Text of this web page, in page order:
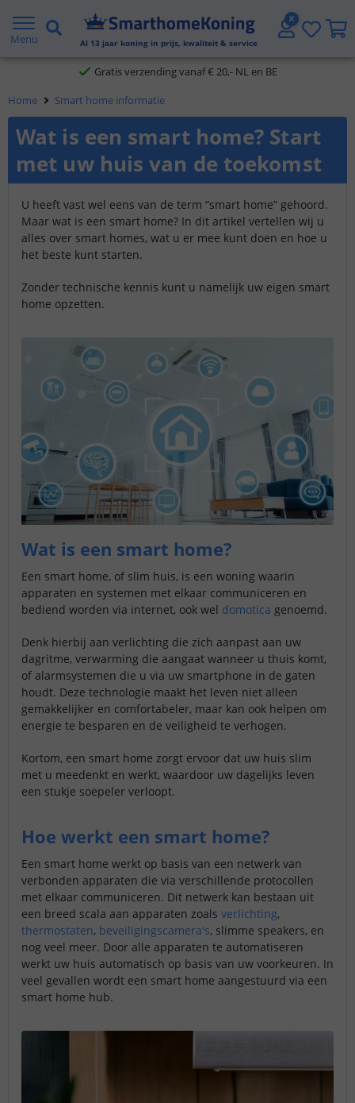
Menu Al 13 jaar koning in prijs, kwaliteit & service
Gratis verzending vanaf € 20,- NL en BE
Klantbeoordeling 9.1
Voor 23:45 uur besteld,morgen in huis
Home Smart home informatie
Wat is een smart home? Start
met uw huis van de toekomst
U heeft vast wel eens van de term “smart home” gehoord.
Maar wat is een smart home? In dit artikel vertellen wij u
alles over smart homes, wat u er mee kunt doen en hoe u
het beste kunt starten.
Zonder technische kennis kunt u namelijk uw eigen smart
home opzetten.
Wat is een smart home?
Een smart home, of slim huis, is een woning waarin
apparaten en systemen met elkaar communiceren en
bediend worden via internet, ook wel domotica genoemd.
Denk hierbij aan verlichting die zich aanpast aan uw
dagritme, verwarming die aangaat wanneer u thuis komt,
of alarmsystemen die u via uw smartphone in de gaten
houdt. Deze technologie maakt het leven niet alleen
gemakkelijker en comfortabeler, maar kan ook helpen om
energie te besparen en de veiligheid te verhogen.
Kortom, een smart home zorgt ervoor dat uw huis slim
met u meedenkt en werkt, waardoor uw dagelijks leven
een stukje soepeler verloopt.
Hoe werkt een smart home?
Een smart home werkt op basis van een netwerk van
verbonden apparaten die via verschillende protocollen
met elkaar communiceren. Dit netwerk kan bestaan uit
een breed scala aan apparaten zoals verlichting,
thermostaten, beveiligingscamera's, slimme speakers, en
nog veel meer. Door alle apparaten te automatiseren
werkt uw huis automatisch op basis van uw voorkeuren. In
veel gevallen wordt een smart home aangestuurd via een
smart home hub.